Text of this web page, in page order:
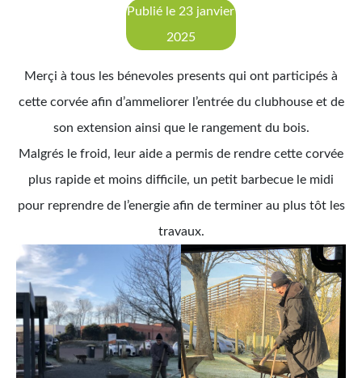
Publié le 23 janvier
2025
Merçi à tous les bénevoles presents qui ont participés à
cette corvée afin d’ammeliorer l’entrée du clubhouse et de
son extension ainsi que le rangement du bois.
Malgrés le froid, leur aide a permis de rendre cette corvée
plus rapide et moins difficile, un petit barbecue le midi
pour reprendre de l’energie afin de terminer au plus tôt les
travaux.